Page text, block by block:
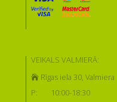
VEIKALS VALMIERĀ:
Rīgas iela 30, Valmiera
P:
10:00-18:30